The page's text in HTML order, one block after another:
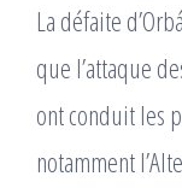
La défaite
que l’attaque
ont conduit les
notamment